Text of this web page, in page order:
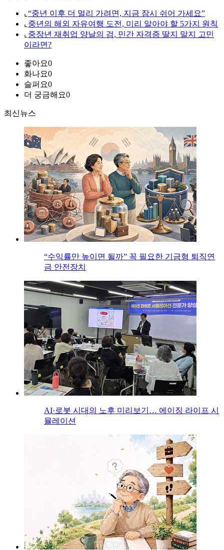
⌞ “중년 이후 더 멀리 가려면, 지금 잠시 쉬어 가세요”
⌞ 중년의 해외 자유여행 도전, 미리 알아야 할 5가지 원칙
⌞ 중장년 재취업 양날의 검, 민간 자격증 딸지 말지 고민
이라면?
좋아요0
화나요0
슬퍼요0
더 궁금해요0
최신뉴스
“수익률만 높이면 될까” 꼭 필요한 기금형 퇴직연
금 안전장치
AI·로봇 시대의 노후 미리보기… 에이징 라이프 시
뮬레이션